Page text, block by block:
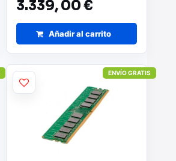
3.339,00 €
Añadir al carrito
ENVÍO GRATIS